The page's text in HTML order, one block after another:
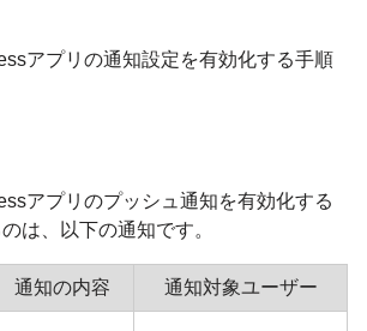
アプリの通知設定を有効化する手順
アプリのプッシュ通知を有効化する
は、以下の通知です。
通知の内容 通知対象ユーザー